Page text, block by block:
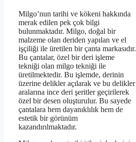
Milgo’nun tarihi ve kökeni hakkında
merak edilen pek çok bilgi
bulunmaktadır. Milgo, doğal bir
malzeme olan deriden yapılan ve el
işçiliği ile üretilen bir çanta markasıdır.
Bu çantalar, özel bir deri işleme
tekniği olan milgo tekniği ile
üretilmektedir. Bu işlemde, derinin
üzerine delikler açılarak ve bu delikler
aralarına ince deri şeritler geçirilerek
özel bir desen oluşturulur. Bu sayede
çantalara hem dayanıklılık hem de
estetik bir görünüm
kazandırılmaktadır.